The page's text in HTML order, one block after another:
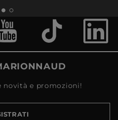
e promozioni!